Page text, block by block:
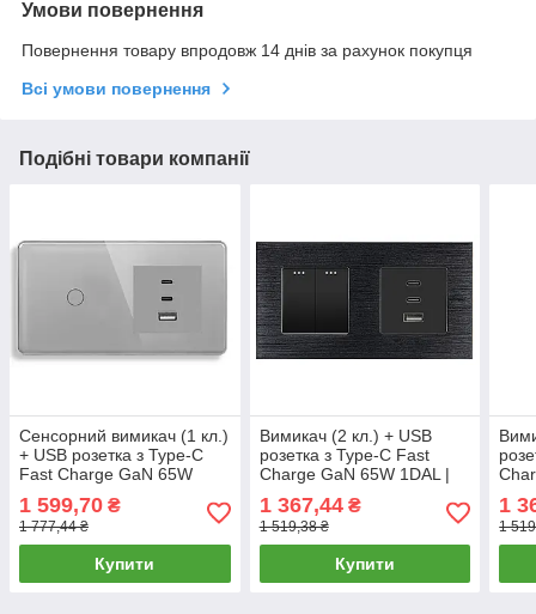
Умови повернення
Повернення товару впродовж 14 днів за рахунок покупця
Всі умови повернення
Подібні товари компанії
Сенсорний вимикач (1 кл.)
+ USB розетка з Type-C
Fast Charge GaN 65W
SW1G-FC65W.GR)
1 599,70 ₴
1 777,44 ₴
Купити
Вимикач (2 кл.) + USB
розетка з Type-C Fast
Charge GaN 65W 1DAL |
SW2G-FC65W.BL)
1 367,44₴
1 519,38 ₴
Купити
1
1